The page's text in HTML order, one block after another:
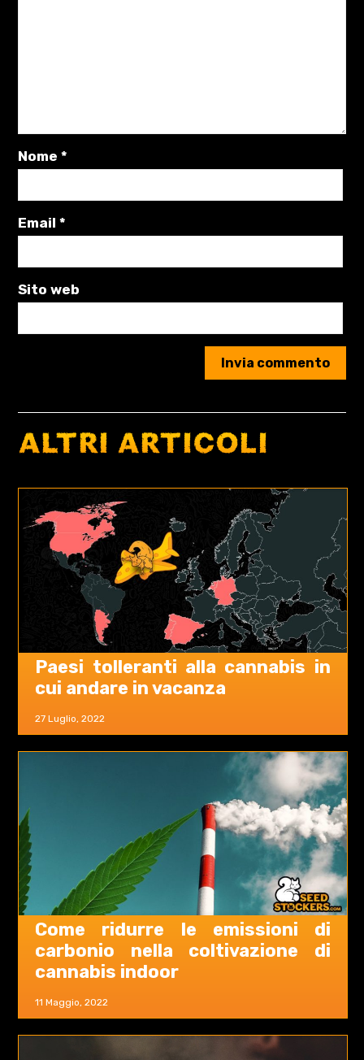
Nome*
Email*
Sito web
ALTRI ARTICOLI
27 Luglio, 2022
Paesi tolleranti alla cannabis in
cui andare in vacanza
11 Maggio, 2022
Come ridurre le emissioni di
carbonio nella coltivazione di
cannabis indoor